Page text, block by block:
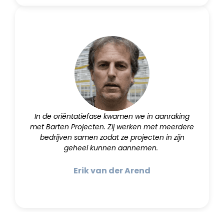
In de oriëntatiefase kwamen we in aanraking
met Barten Projecten. Zij werken met meerdere
bedrijven samen zodat ze projecten in zijn
geheel kunnen aannemen.
Erik van der Arend